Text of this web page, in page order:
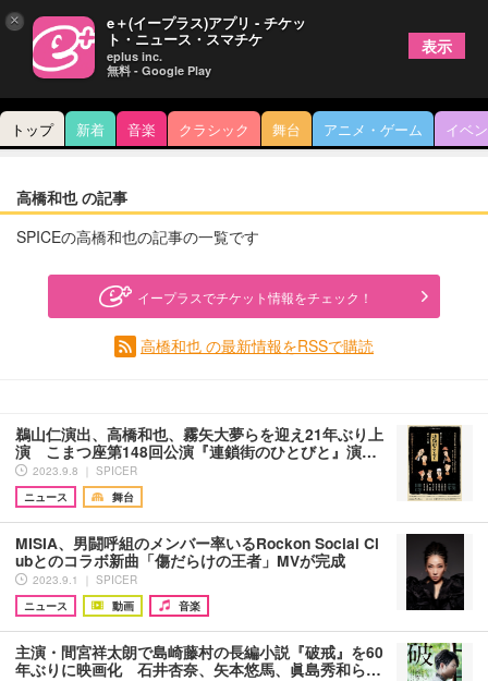
トップ 新着 音楽 クラシック 舞台 アニメ・ゲーム イベ
高橋和也 の記事
SPICEの高橋和也の記事の一覧です
イープラスでチケット情報をチェック！
高橋和也 の最新情報をRSSで購読
鵜山仁演出、高橋和也、霧矢大夢らを迎え21年ぶり上
演 こまつ座第148回公演『連鎖街のひとびと』演…
2023.9.8 ｜ SPICER
ニュース
舞台
MISIA、男闘呼組のメンバー率いるRockon Social Cl
ubとのコラボ新曲「傷だらけの王者」MVが完成
2023.9.1 ｜ SPICER
ニュース
動画 音楽
主演・間宮祥太朗で島崎藤村の長編小説『破戒』を60
年ぶりに映画化 石井杏奈、矢本悠馬、眞島秀和ら…
× e＋(イープラス)アプリ - チケッ
ト・ニュース・スマチケ
eplus inc.
無料 - Google Play
表示